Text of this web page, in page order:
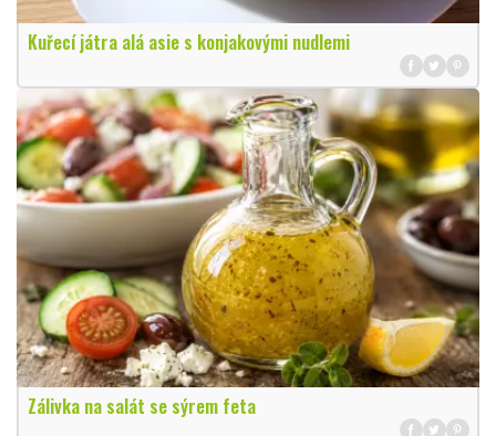
Kuřecí játra alá asie s konjakovými nudlemi
Zálivka na salát se sýrem feta